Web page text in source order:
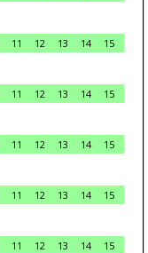
11 12 13 14
15
11 12 13 14
15
11 12 13 14
15
11 12 13 14
15
11 12 13 14
15